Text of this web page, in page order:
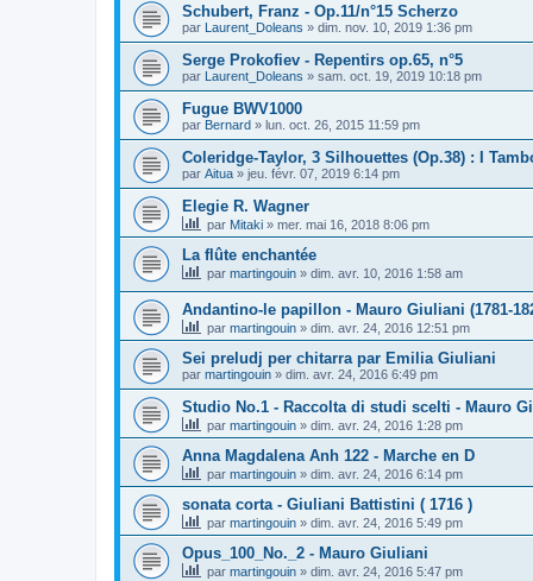
Schubert, Franz - Op.11/n°15 Scherzo
par Laurent_Doleans » dim. nov. 10, 2019 1:36 pm
Serge Prokofiev - Repentirs op.65, n°5
par Laurent_Doleans » sam. oct. 19, 2019 10:18 pm
Fugue BWV1000
par Bernard » lun. oct. 26, 2015 11:59 pm
Coleridge-Taylor, 3 Silhouettes (Op.38) : I
par Aitua » jeu. févr. 07, 2019 6:14 pm
Elegie R. Wagner
par Mitaki » mer. mai 16, 2018 8:06 pm
La flûte enchantée
par martingouin » dim. avr. 10, 2016 1:58 am
Andantino-le papillon - Mauro Giuliani (1781-
par martingouin » dim. avr. 24, 2016 12:51 pm
Sei preludj per chitarra par Emilia Giuliani
par martingouin » dim. avr. 24, 2016 6:49 pm
Studio No.1 - Raccolta di studi scelti - Mauro
par martingouin » dim. avr. 24, 2016 1:28 pm
Anna Magdalena Anh 122 - Marche en D
par martingouin » dim. avr. 24, 2016 6:14 pm
sonata corta - Giuliani Battistini ( 1716 )
par martingouin » dim. avr. 24, 2016 5:49 pm
Opus_100_No._2 - Mauro Giuliani
par martingouin » dim. avr. 24, 2016 5:47 pm